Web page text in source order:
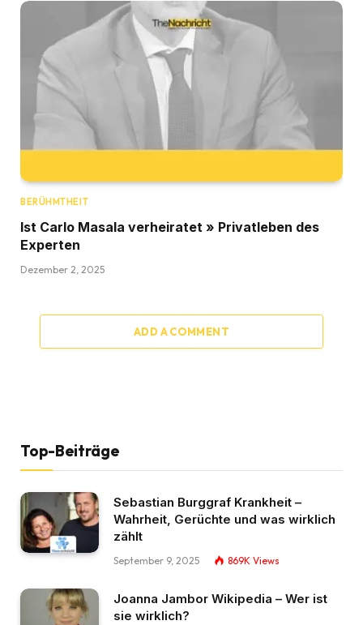
BERÜHMTHEIT
Ist Carlo Masala verheiratet » Privatleben des
Experten
Dezember 2, 2025
ADD A COMMENT
Top-Beiträge
Sebastian Burggraf Krankheit –
Wahrheit, Gerüchte und was wirklich
zählt
September 9, 2025 869K Views
Joanna Jambor Wikipedia – Wer ist
sie wirklich?